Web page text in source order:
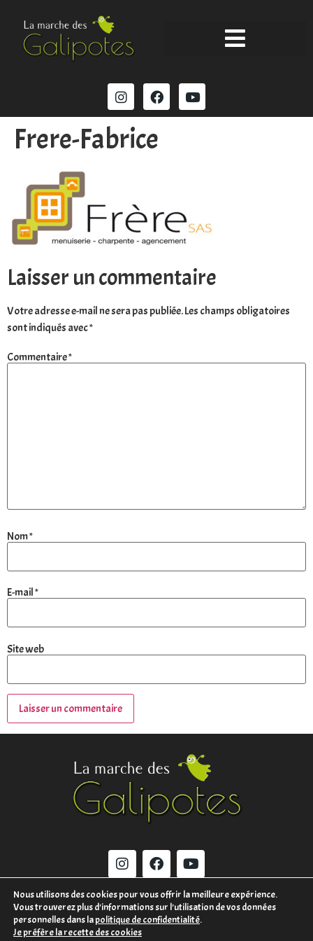
Frere-Fabrice
Laisser un commentaire
Votre adresse e-mail ne sera pas publiée.Les champs obligatoires
sont indiqués avec*
Commentaire*
Nom*
E-mail*
Site web
MENTIONS LÉGALES
Nous utilisons des cookies pour vous offrir la meilleure expérience.
Vous trouverez plus d'informations sur l'utilisation de vos données
personnelles dans lapolitique de confidentialité.
Je préfère la recette des cookies